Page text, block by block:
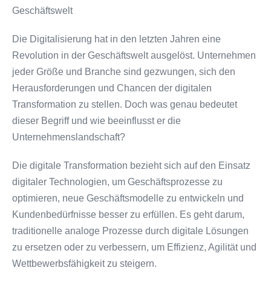
Geschäftswelt
Die Digitalisierung hat in den letzten Jahren eine
Revolution in der Geschäftswelt ausgelöst. Unternehmen
jeder Größe und Branche sind gezwungen, sich den
Herausforderungen und Chancen der digitalen
Transformation zu stellen. Doch was genau bedeutet
dieser Begriff und wie beeinflusst er die
Unternehmenslandschaft?
Die digitale Transformation bezieht sich auf den Einsatz
digitaler Technologien, um Geschäftsprozesse zu
optimieren, neue Geschäftsmodelle zu entwickeln und
Kundenbedürfnisse besser zu erfüllen. Es geht darum,
traditionelle analoge Prozesse durch digitale Lösungen
zu ersetzen oder zu verbessern, um Effizienz, Agilität und
Wettbewerbsfähigkeit zu steigern.